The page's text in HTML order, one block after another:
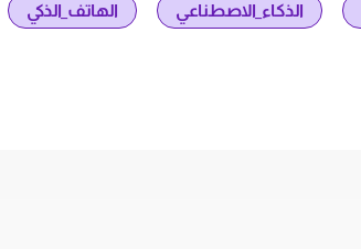
الذكاء_الاصطناعي الهاتف_الذكي